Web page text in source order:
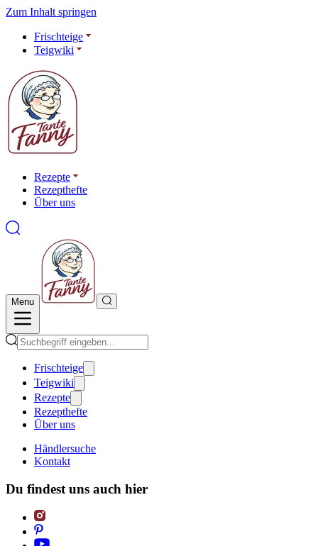
Zum Inhalt springen
Frischteige
Teigwiki
Rezepte
Rezepthefte
Über uns
Menu
Frischteige
Teigwiki
Rezepte
Rezepthefte
Über uns
Händlersuche
Kontakt
Du findest uns auch hier